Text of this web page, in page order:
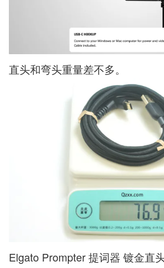
直头和弯头重量差不多。
Elgato Prompter 提词器 镀金直